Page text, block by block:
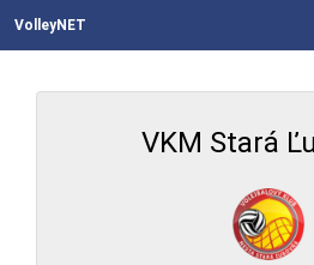
VolleyNET
VKM Stará